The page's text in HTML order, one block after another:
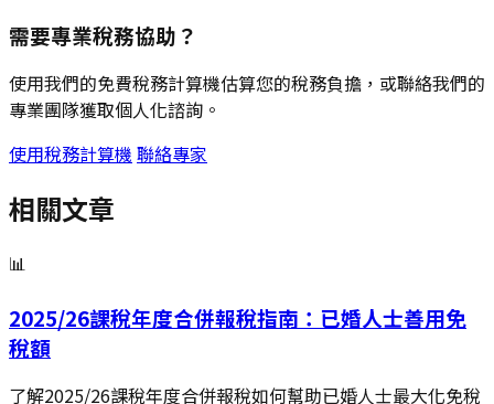
需要專業稅務協助？
使用我們的免費稅務計算機估算您的稅務負擔，或聯絡我們的
專業團隊獲取個人化諮詢。
使用稅務計算機 聯絡專家
相關文章
📊
2025/26課稅年度合併報稅指南：已婚人士善用免
稅額
了解2025/26課稅年度合併報稅如何幫助已婚人士最大化免稅